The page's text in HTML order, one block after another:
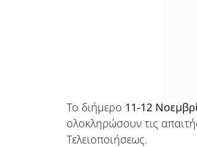
Το διήμερο 11-12
ολοκληρώσουν τις
Τελειοποιήσεως.